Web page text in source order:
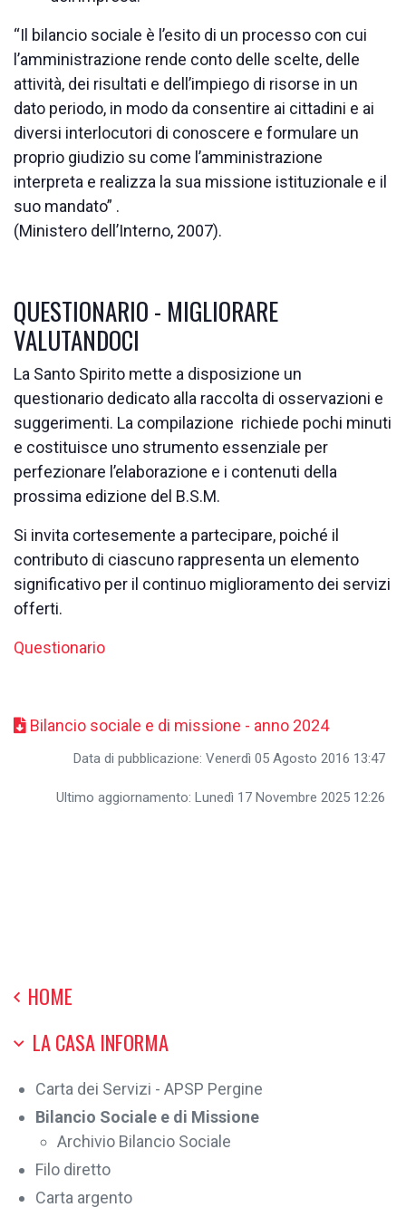
“Il bilancio sociale è l’esito di un processo con cui
l’amministrazione rende conto delle scelte, delle
attività, dei risultati e dell’impiego di risorse in un
dato periodo, in modo da consentire ai cittadini e ai
diversi interlocutori di conoscere e formulare un
proprio giudizio su come l’amministrazione
interpreta e realizza la sua missione istituzionale e il
suo mandato” .
(Ministero dell’Interno, 2007).
QUESTIONARIO - MIGLIORARE
VALUTANDOCI
La Santo Spirito mette a disposizione un
questionario dedicato alla raccolta di osservazioni e
suggerimenti. La compilazione richiede pochi minuti
e costituisce uno strumento essenziale per
perfezionare l’elaborazione e i contenuti della
prossima edizione del B.S.M.
Si invita cortesemente a partecipare, poiché il
contributo di ciascuno rappresenta un elemento
significativo per il continuo miglioramento dei servizi
offerti.
Questionario
Bilancio sociale e di missione - anno 2024
Data di pubblicazione: Venerdì 05 Agosto 2016 13:47
Ultimo aggiornamento: Lunedì 17 Novembre 2025 12:26
HOME
LA CASA INFORMA
Carta dei Servizi - APSP Pergine
Bilancio Sociale e di Missione
Archivio Bilancio Sociale
Filo diretto
Carta argento